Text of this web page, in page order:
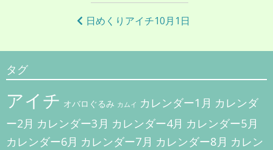
ゲ
ー
シ
ョ
ン
日めくりアイチ10月1日
タグ
アイチ オバロぐるみ カムイ カレンダー1月 カレンダ
ー2月 カレンダー3月 カレンダー4月 カレンダー5月
カレンダー6月 カレンダー7月 カレンダー8月 カレン